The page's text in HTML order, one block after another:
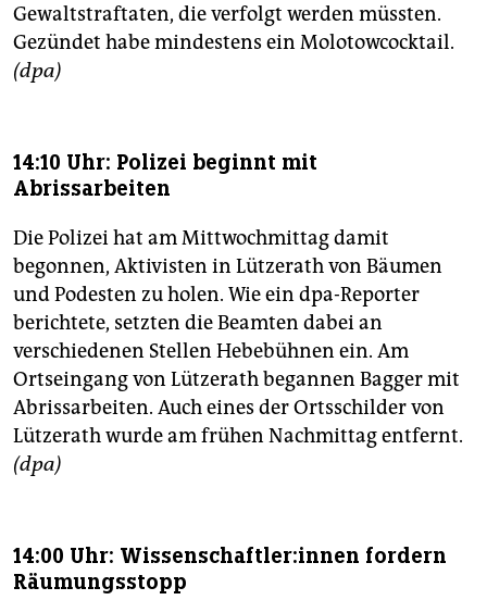
Gewaltstraftaten, die verfolgt werden müssten.
Gezündet habe mindestens ein Molotowcocktail.
(dpa)
14:10 Uhr: Polizei beginnt mit
Abrissarbeiten
Die Polizei hat am Mittwochmittag damit
begonnen, Aktivisten in Lützerath von Bäumen
und Podesten zu holen. Wie ein dpa-Reporter
berichtete, setzten die Beamten dabei an
verschiedenen Stellen Hebebühnen ein. Am
Ortseingang von Lützerath begannen Bagger mit
Abrissarbeiten. Auch eines der Ortsschilder von
Lützerath wurde am frühen Nachmittag entfernt.
(dpa)
14:00 Uhr: Wis­sen­schaft­le­r:in­nen fordern
Räumungsstopp